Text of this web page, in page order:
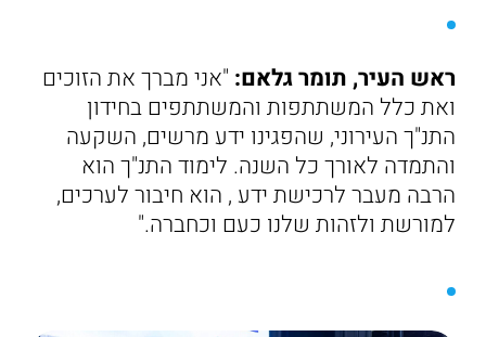
ראש העיר, תומר גלאם: "אני מברך את הזוכים
ואת כלל המשתתפות והמשתתפים בחידון
התנ"ך העירוני, שהפגינו ידע מרשים, השקעה
והתמדה לאורך כל השנה. לימוד התנ"ך הוא
הרבה מעבר לרכישת ידע , הוא חיבור לערכים,
למורשת ולזהות שלנו כעם וכחברה."